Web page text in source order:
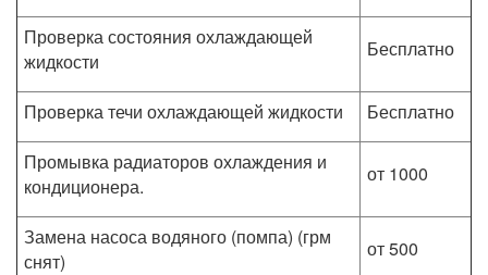
Проверка состояния охлаждающей
жидкости
Бесплатно
Проверка течи охлаждающей жидкости
Бесплатно
Промывка радиаторов охлаждения и
кондиционера.
от 1000
Замена насоса водяного (помпа) (грм
снят)
от 500